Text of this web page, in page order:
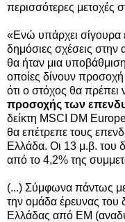
περισσότερες μετοχές
«Ενώ υπάρχει σίγουρα
δημόσιες σχέσεις στην
θα ήταν μια
οποίες δίνουν
ότι ο στόχος θα πρέπει
προσοχής των
δείκτη MSCI DM
θα επέτρεπε τους
Ελλάδα. Οι 13 μ.β. του
από το 4,2% της
(...) Σύμφωνα πάντως
την ομάδα έρευνας του
Ελλάδας από EM